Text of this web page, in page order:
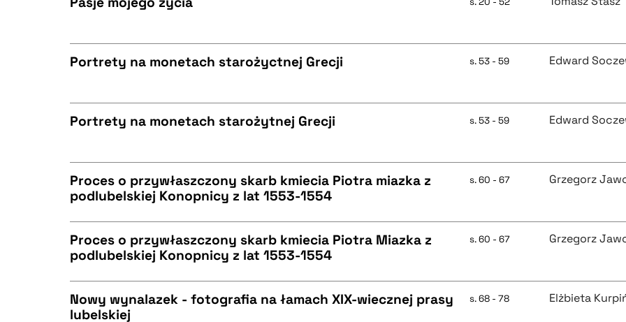
Portrety na monetach starożyctnej Grecji s. 53 - 59 Edward
Portrety na monetach starożytnej Grecji s. 53 - 59 Edward
BIBTEX
Proces o przywłaszczony skarb kmiecia Piotra miazka z
podlubelskiej Konopnicy z lat 1553-1554
s. 60 - 67 Grzegorz
Proces o przywłaszczony skarb kmiecia Piotra Miazka z
podlubelskiej Konopnicy z lat 1553-1554
s. 60 - 67 Grzegorz
Nowy wynalazek - fotografia na łamach XIX-wiecznej prasy
lubelskiej
s. 68 - 78 Elżbieta